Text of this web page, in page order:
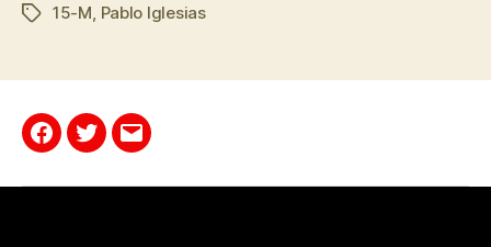
15-M, Pablo Iglesias